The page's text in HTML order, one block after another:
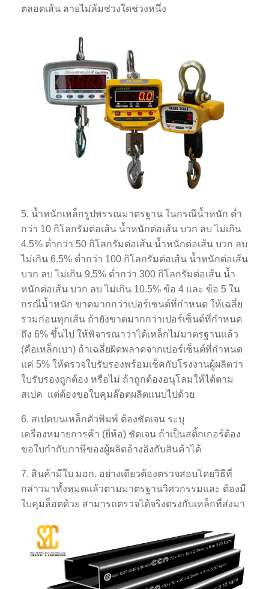
ตลอดเส้น ลายไม่ล้มช่วงใดช่วงหนึ่ง
5. น้ำหนักเหล็กรูปพรรณมาตรฐาน ในกรณีน้ำหนัก ต่ำ
กว่า 10 กิโลกรัมต่อเส้น น้ำหนักต่อเส้น บวก ลบ ไม่เกิน
4.5% ต่ำกว่า 50 กิโลกรัมต่อเส้น น้ำหนักต่อเส้น บวก ลบ
ไม่เกิน 6.5% ต่ำกว่า 100 กิโลกรัมต่อเส้น น้ำหนักต่อเส้น
บวก ลบ ไม่เกิน 9.5% ต่ำกว่า 300 กิโลกรัมต่อเส้น น้ำ
หนักต่อเส้น บวก ลบ ไม่เกิน 10.5% ข้อ 4 และ ข้อ 5 ใน
กรณีน้ำหนัก ขาดมากกว่าเปอร์เซนต์ที่กำหนด ให้เฉลี่ย
รวมก่อนทุกเส้น ถ้ายังขาดมากกว่าเปอร์เซ็นต์ที่กำหนด
ถึง 6% ขึ้นไป ให้พิจารณาว่าได้เหล็กไม่มาตรฐานแล้ว
(คือเหล็กเบา) ถ้าเฉลี่ยผิดพลาดจากเปอร์เซ็นต์ที่กำหนด
แค่ 5% ให้ตรวจใบรับรองพร้อมเช็คกับโรงงานผู้ผลิตว่า
ใบรับรองถูกต้อง หรือไม่ ถ้าถูกต้องอนุโลมให้ได้ตาม
สเปค แต่ต้องขอใบคุมล๊อตผลิตแนบไปด้วย
6. สเปคบนเหล็กตัวพิมพ์ ต้องชัดเจน ระบุ
เครื่องหมายการค้า (ยี่ห้อ) ชัดเจน ถ้าเป็นสติ้กเกอร์ต้อง
ขอใบกำกับภาษีของผู้ผลิตอ้างอิงกับสินค้าได้
7. สินค้ามีใบ มอก. อย่างเดียวต้องตรวจสอบโดยวิธีที่
กล่าวมาทั้งหมดแล้วตามมาตรฐานวิศวกรรมและ ต้องมี
ใบคุมล็อตด้วย สามารถตรวจได้จริงตรงกับเหล็กที่ส่งมา